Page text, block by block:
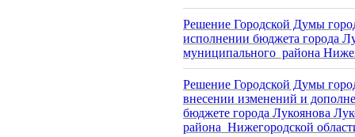
Решение Городской Думы
исполнении бюджета города
муниципального района
Решение Городской Думы
внесении изменений и
бюджете города Лукоянова
района Нижегородской